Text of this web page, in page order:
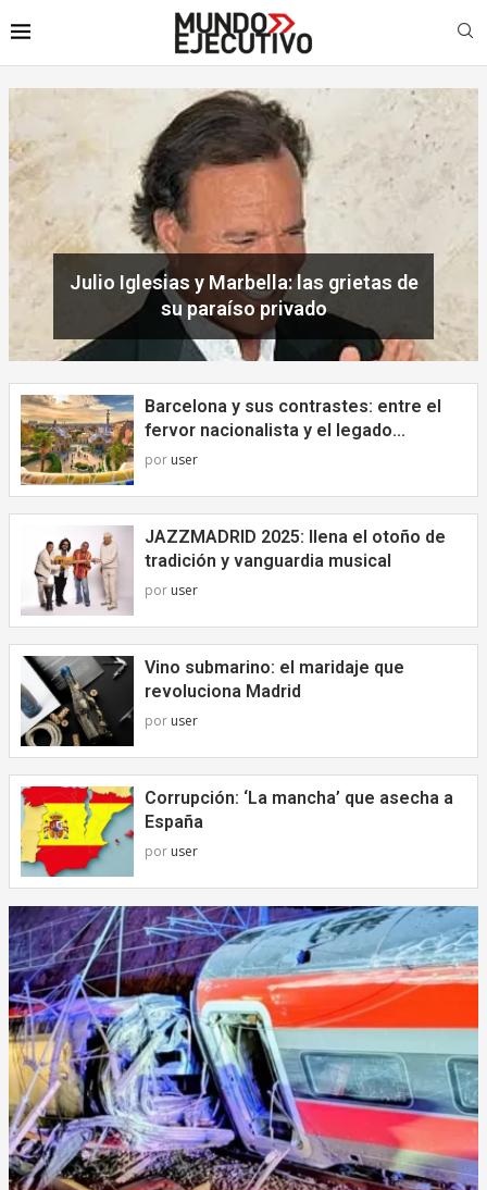
Barcelona y sus contrastes: entre el
fervor nacionalista y el legado...
por user
JAZZMADRID 2025: llena el otoño de
tradición y vanguardia musical
por user
Vino submarino: el maridaje que
revoluciona Madrid
por user
Corrupción: ‘La mancha’ que asecha a
España
por user